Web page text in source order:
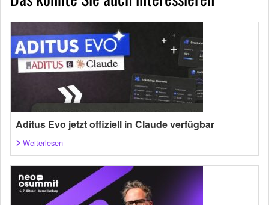
Aditus Evo jetzt offiziell in Claude verfügbar
Weiterlesen